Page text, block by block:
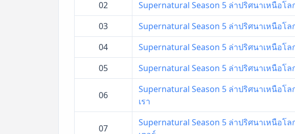
02
Supernatural Season 5 ล่าปริศนาเหนือโลก
03
Supernatural Season 5 ล่าปริศนาเหนือโ
04
Supernatural Season 5 ล่าปริศนาเหนือโล
05
Supernatural Season 5 ล่าปริศนาเหนือโล
06
Supernatural Season 5 ล่าปริศนาเหนือโล
เรา
07
Supernatural Season 5 ล่าปริศนาเหนือโ